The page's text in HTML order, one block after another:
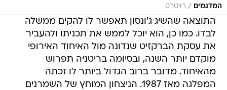
המדגמים
/ רויטרס
התוצאה שהשיג ג'ונסון תאפשר לו להקים ממשלה
לבדו. כמו כן, הוא יוכל לממש את תכניתו ולהעביר
את עסקת הברקזיט שנדונה מול האיחוד האירופי
מוקדם יותר השנה, ובסיומה בריטניה תפרוש
מהאיחוד. מדובר ברוב הגדול ביותר לו זכתה
המפלגה מאז 1987. הניצחון המוחץ של השמרנים